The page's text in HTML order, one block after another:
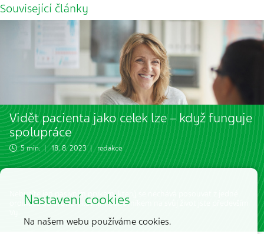
Související články
Vidět pacienta jako celek lze – když funguje
spolupráce
5 min. | 18. 8. 2023 | redakce
Nebuďte jen pasivním prvkem, který se nechává posouvat z jedné
ordinace do druhé. Hlavním odborníkem na svůj život jste především
Nastavení cookies
Na našem webu používáme cookies.